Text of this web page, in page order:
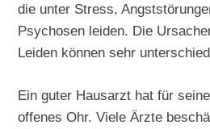
die unter Stress,
Psychosen leiden. Die
Leiden können sehr
Ein guter Hausarzt hat für
offenes Ohr. Viele Ärzte